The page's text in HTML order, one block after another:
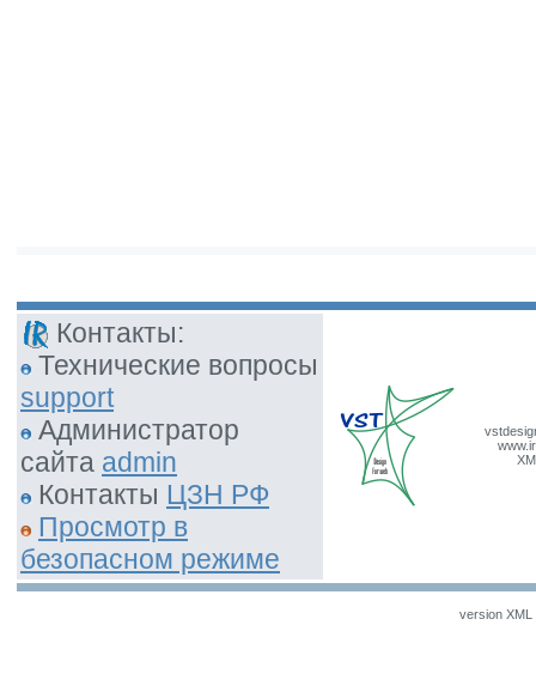
Контакты:
Технические вопросы
support
Администратор
сайта admin
Контакты ЦЗН РФ
Просмотр в
безопасном режиме
version